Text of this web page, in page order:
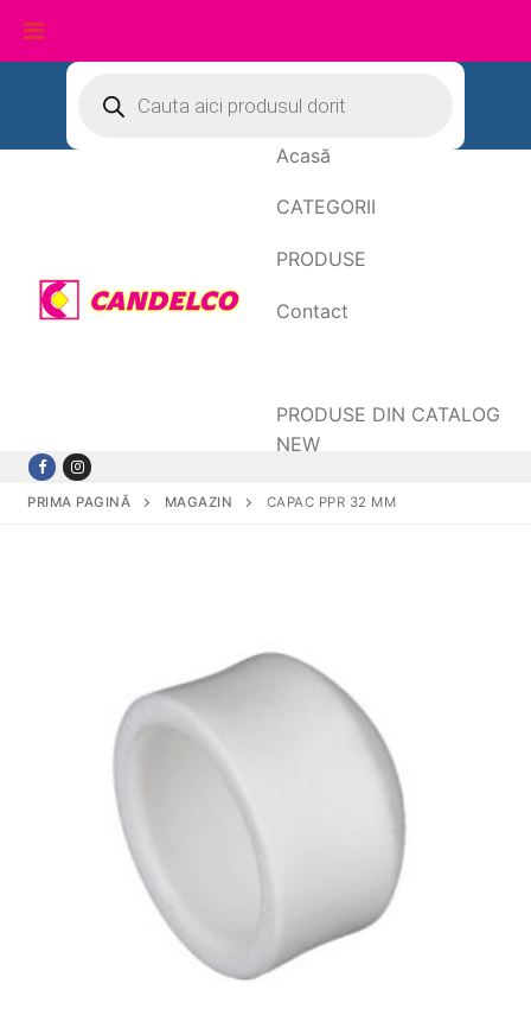
conținut
search
Acasă
CATEGORII
PRODUSE
Contact
PRODUSE DIN CATALOG
NEW
PRIMA PAGINĂ MAGAZIN CAPAC PPR 32 MM